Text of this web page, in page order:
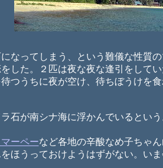
なってしまう、という難儀な性質
した。２匹は夜な夜な逢引をして
つうちに夜が空け、待ちぼうけを
石が南シナ海に浮かんでいるとい
ーペーなど各地の辛酸なめ子ちゃ
ほうっておけようはずがない。いま